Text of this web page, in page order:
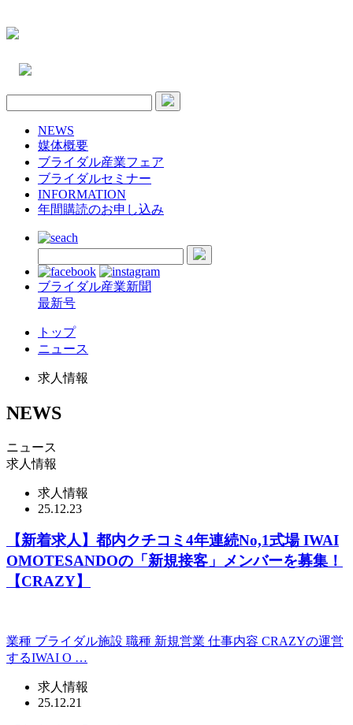
NEWS
媒体概要
ブライダル産業フェア
ブライダルセミナー
INFORMATION
年間購読のお申し込み
ブライダル産業新聞
最新号
トップ
ニュース
求人情報
NEWS
ニュース
求人情報
求人情報
25.12.23
【新着求人】都内クチコミ4年連続No,1式場 IWAI
OMOTESANDOの「新規接客」メンバーを募集！
【CRAZY】
業種 ブライダル施設 職種 新規営業 仕事内容 CRAZYの運営
するIWAI O …
求人情報
25.12.21